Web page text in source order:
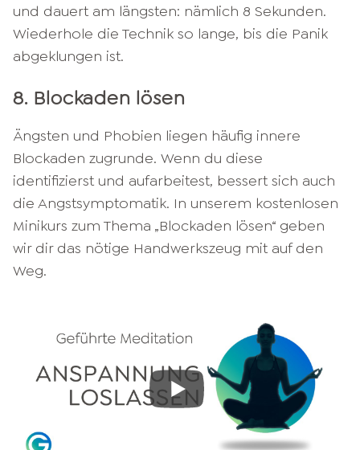
und dauert am längsten: nämlich 8 Sekunden.
Wiederhole die Technik so lange, bis die Panik
abgeklungen ist.
8. Blockaden lösen
Ängsten und Phobien liegen häufig innere
Blockaden zugrunde. Wenn du diese
identifizierst und aufarbeitest, bessert sich auch
die Angstsymptomatik. In unserem kostenlosen
Minikurs zum Thema „Blockaden lösen“ geben
wir dir das nötige Handwerkszeug mit auf den
Weg.